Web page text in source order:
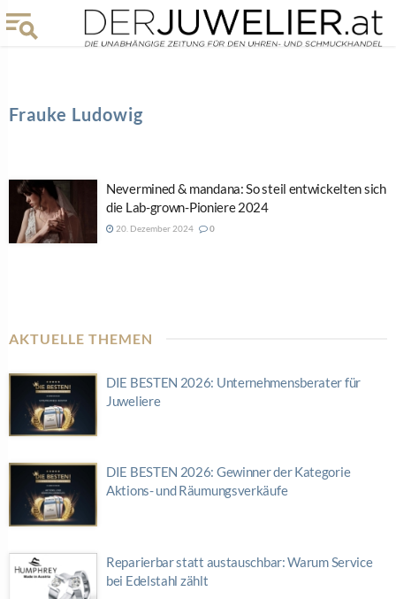
Frauke Ludowig
Nevermined & mandana: So steil entwickelten sich
die Lab-grown-Pioniere 2024
20. Dezember 2024 0
AKTUELLE THEMEN
DIE BESTEN 2026: Unternehmensberater für
Juweliere
DIE BESTEN 2026: Gewinner der Kategorie
Aktions- und Räumungsverkäufe
Reparierbar statt austauschbar: Warum Service
bei Edelstahl zählt